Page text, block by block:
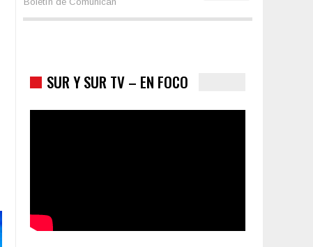
SUR Y SUR TV – EN FOCO